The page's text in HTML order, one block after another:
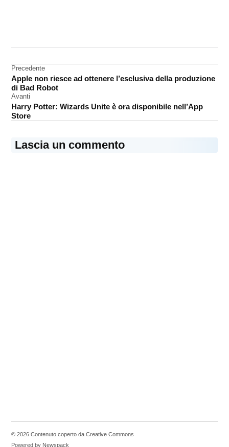
iPhone
OLED
schermi
Navigazione
articoli
Precedente
Apple non riesce ad ottenere l’esclusiva della produzione
di Bad Robot
Avanti
Harry Potter: Wizards Unite è ora disponibile nell’App
Store
Lascia un commento
© 2026 Contenuto coperto da Creative Commons
Powered by Newspack